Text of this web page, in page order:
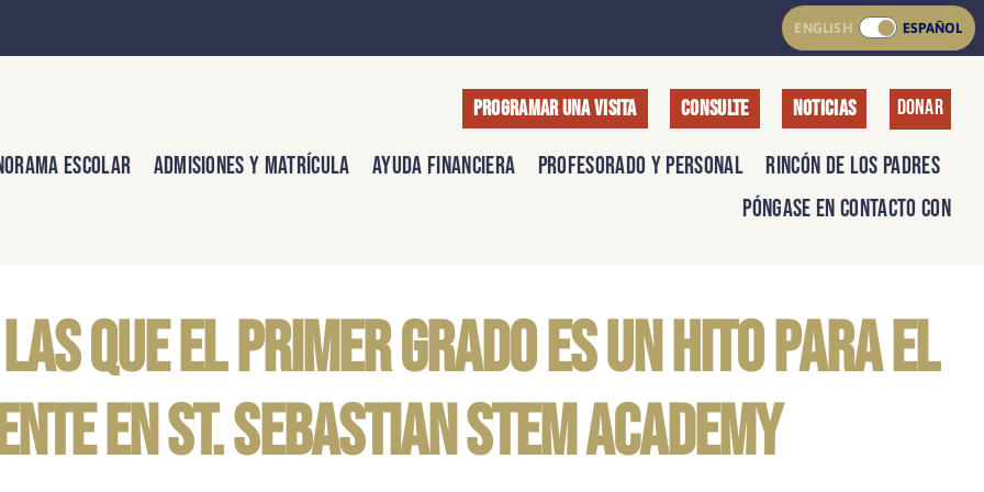
ENGLISH ESPAÑOL
PROGRAMAR UNA VISITA CONSULTE NOTICIAS Donar
escolar Admisiones y matrícula Ayuda financiera Profesorado y personal
Rincón de los padres
Póngase en contacto con
que el primer grado es un hito para el
en St. Sebastian STEM Academy